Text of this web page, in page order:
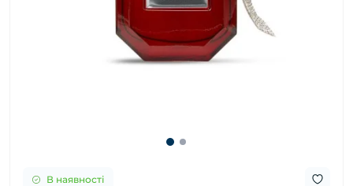
В наявності